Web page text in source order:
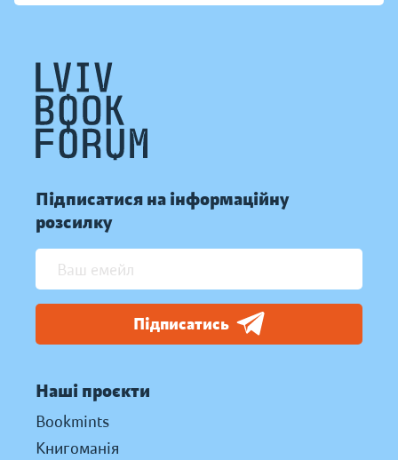
Підписатися на інформаційну
розсилку
Підписатись
Наші проєкти
Bookmints
Книгоманія